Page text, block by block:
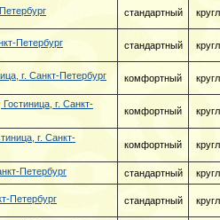
стандартный
Петербург стандартный
г. Санкт-Петербург комфортный
Гостиница, г. Санкт-
комфортный
г. Санкт-
комфортный
Петербург стандартный
Петербург стандартный